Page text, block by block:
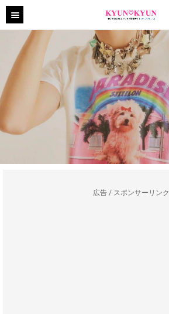
広告 / スポンサーリンク